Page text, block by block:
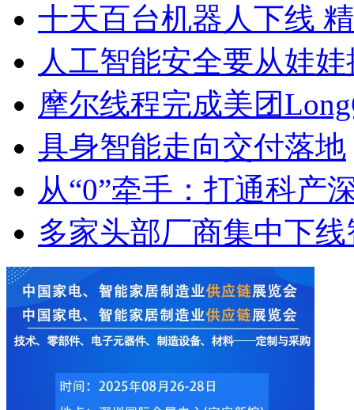
十天百台机器人下线
人工智能安全要从娃
摩尔线程完成美团
具身智能走向交付落地
从“0”牵手：打通科产
多家头部厂商集中下